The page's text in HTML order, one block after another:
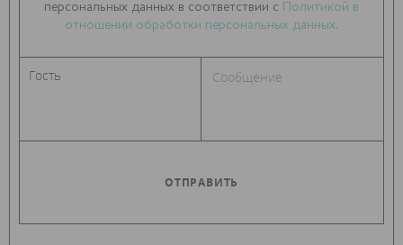
персональных данных в соответствии с
Политикой в
отношении обработки персональных данных.